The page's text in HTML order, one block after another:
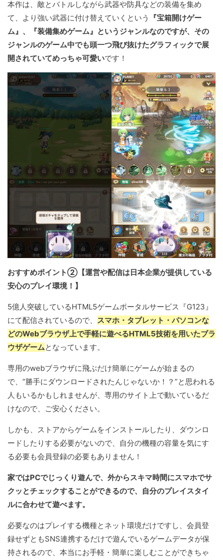
本作は、敵とバトルしながら武器や防具などの装備を集め
て、より強い武器に付け替えていくという
『宝箱開けゲー
ム』、『装備集めゲーム』というジャンルなのですが、その
ジャンルのゲーム中でも頭一つ飛び抜けたグラフィックで展
開されていてめっちゃ可愛いです！
おすすめポイント②【運営や配信は日本企業が提供している
安心のプレイ環境！】
5億人突破しているHTML5ゲームポータルサービス『G123』
にて配信されているので、
スマホ・タブレット・パソコンな
どのWebブラウザ上で手軽に遊べるHTML5技術を用いたブラ
ウザゲームとなっています。
専用のwebブラウザに飛ぶだけ簡単にゲームが始まるの
で、“勝手にダウンロードされたんじゃないか！？”と思われる
人もいるかもしれませんが、専用のサイト上で動いているだ
けなので、ご安心ください。
しかも、ストアからゲームをインストールしたり、ダウンロ
ードしたりする必要がないので、自分の機種の容量を気にす
る必要も会員登録の必要もありません！
家ではPCでじっくり遊んで、外からスキマ時間にスマホでサ
クッとチェックすることができるので、自分のプレイスタイ
ルに合わせて遊べます。
必要なのはプレイする機種とネット環境だけですし、会員登
録せずともSNS連携するだけで遊んでいるゲームデータが保
持されるので、本当にお手軽・簡単に楽しむことができちゃ